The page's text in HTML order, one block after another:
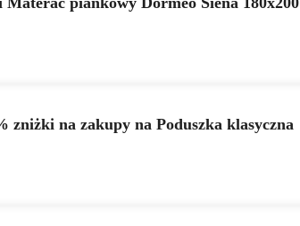
zniżki na zakupy na Poduszka klasyczna